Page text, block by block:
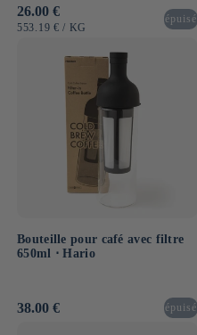
Prix
habituel
26.00 €
PRIX
553.19 € / PAR
KG
épuisé
Bouteille pour café avec filtre
650ml ⋅ Hario
Prix
38.00 € épuisé